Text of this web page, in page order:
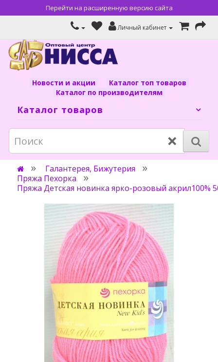
Перейти на расширенную версию сайта
Личный кабинет
Новости и акции
Каталог топ товаров
Каталог по производителям
Каталог товаров
×
Галантерея, Бижутерия
Пряжа Пехорка
Пряжа Детская новинка ярко-розовый акрил100%